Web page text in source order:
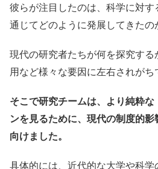
彼らが注目したのは、科学に対
通じてどのように発展してきたの
現代の研究者たちが何を探究す
用など様々な要因に左右されがち
そこで研究チームは、より純粋
ンを見るために、現代の制度的
向けました。
具体的には、近代的な大学や科